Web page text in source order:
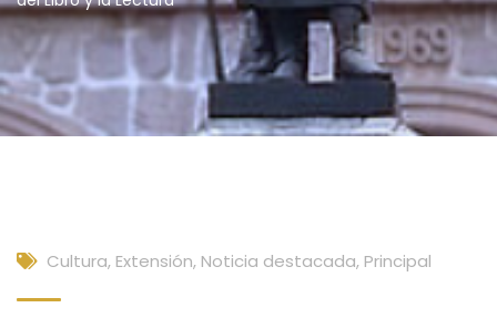
Cultura, Extensión, Noticia destacada, Principal